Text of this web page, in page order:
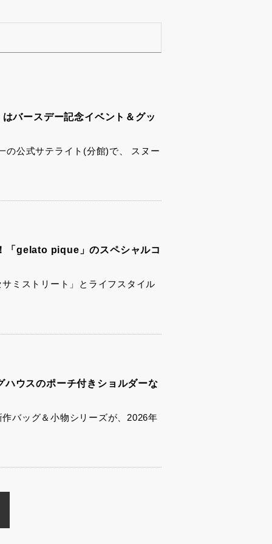
バースデー記念イベント＆グッ
の公式サテライト(分館)で、 スヌー
「gelato pique」のスペシャルコ
ミストリート」とライフスタイル
ウスのポーチ付きショルダーな
バッグ＆小物シリーズが、2026年